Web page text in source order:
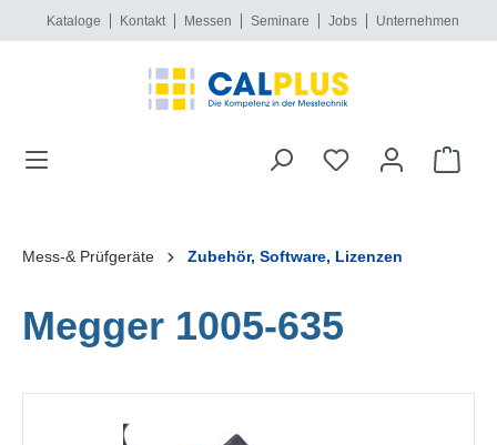
springen
Kataloge Kontakt Messen Seminare Jobs Unternehmen
Mess-& Prüfgeräte Zubehör, Software, Lizenzen
Megger 1005-635